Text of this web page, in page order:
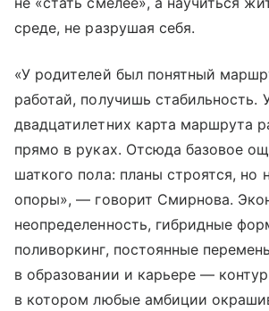
среде, не разрушая себя.
«У родителей был понятный
работай, получишь стабильность.
двадцатилетних карта маршрута
прямо в руках. Отсюда базовое
шаткого пола: планы строятся, но
опоры», — говорит Смирнова.
неопределенность, гибридные
поливоркинг, постоянные
в образовании и карьере —
в котором любые амбиции